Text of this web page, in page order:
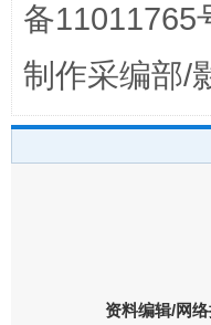
备11011765
制作采编部/
资料编辑/网